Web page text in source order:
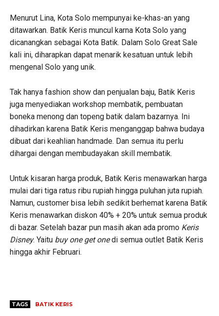
Menurut Lina, Kota Solo mempunyai ke-khas-an yang
ditawarkan. Batik Keris muncul karna Kota Solo yang
dicanangkan sebagai Kota Batik. Dalam Solo Great Sale
kali ini, diharapkan dapat menarik kesatuan untuk lebih
mengenal Solo yang unik.
Tak hanya fashion show dan penjualan baju, Batik Keris
juga menyediakan workshop membatik, pembuatan
boneka menong dan topeng batik dalam bazarnya. Ini
dihadirkan karena Batik Keris menganggap bahwa budaya
dibuat dari keahlian handmade. Dan semua itu perlu
dihargai dengan membudayakan skill membatik.
Untuk kisaran harga produk, Batik Keris menawarkan harga
mulai dari tiga ratus ribu rupiah hingga puluhan juta rupiah.
Namun, customer bisa lebih sedikit berhemat karena Batik
Keris menawarkan diskon 40% + 20% untuk semua produk
di bazar. Setelah bazar pun masih akan ada promo Keris
Disney. Yaitu buy one get onedi semua outlet Batik Keris
hingga akhir Februari.
TAGS BATIK KERIS